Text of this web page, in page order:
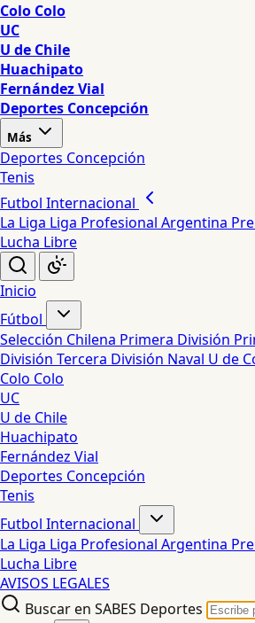
Colo Colo
UC
U de Chile
Huachipato
Fernández Vial
Deportes Concepción
Más
Deportes Concepción
Tenis
Futbol Internacional
La Liga Liga Profesional Argentina
Lucha Libre
Inicio
Fútbol
Selección Chilena Primera División
División Tercera División Naval U de
Colo Colo
UC
U de Chile
Huachipato
Fernández Vial
Deportes Concepción
Tenis
Futbol Internacional
La Liga Liga Profesional Argentina
Lucha Libre
AVISOS LEGALES
Buscar en SABES Deportes